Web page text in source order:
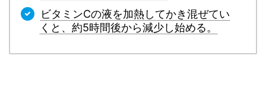
ビタミンCの液を加熱してかき混ぜてい
くと、約5時間後から減少し始める。